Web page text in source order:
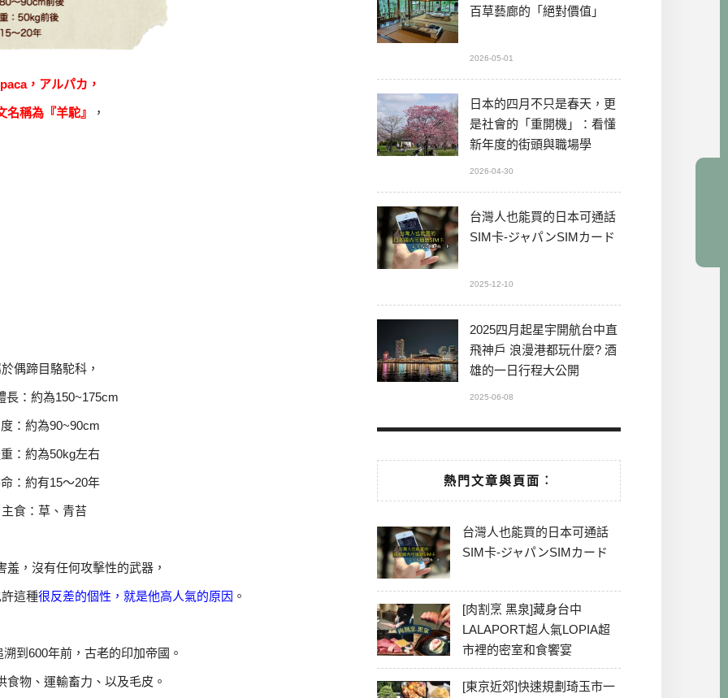
，アルパカ，
名稱為 『羊駝』 ，
偶蹄目駱駝科，
長：約為150~175cm
：約為90~90cm
：約為50kg左右
：約有15～20年
主食：草、青苔
羞，沒有任何攻擊性的武器，
這種很反差的個性，就是他高人氣的原因 。
到600年前，古老的印加帝國。
食物、運輸畜力、以及毛皮。
百草藝廊的「絕對價值」
2026-05-01
日本的四月不只是春天，更
是社會的「重開機」：看懂
新年度的街頭與職場學
2026-04-30
台灣人也能買的日本可通話
SIM卡-ジャパンSIMカード
2025-12-10
2025四月起星宇開航台中直
飛神戶 浪漫港都玩什麼? 酒
雄的一日行程大公開
2025-06-08
熱門文章與頁面︰
台灣人也能買的日本可通話
SIM卡-ジャパンSIMカード
[肉割烹 黑泉]藏身台中
LALAPORT超人氣LOPIA超
市裡的密室和食饗宴
[東京近郊]快速規劃琦玉市一